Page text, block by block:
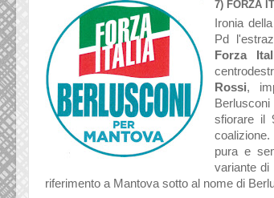
7) FORZA
Ironia
Pd
Forza
Rossi,
sfiorare il
coalizione.
pura e
variante di
riferimento a Mantova sotto al nome di